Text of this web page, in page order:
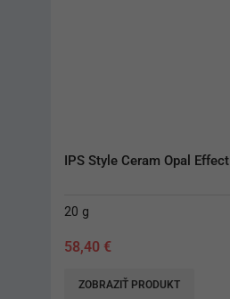
IPS Style Ceram Opal Effect
20 g
58,40 €
ZOBRAZIŤ PRODUKT